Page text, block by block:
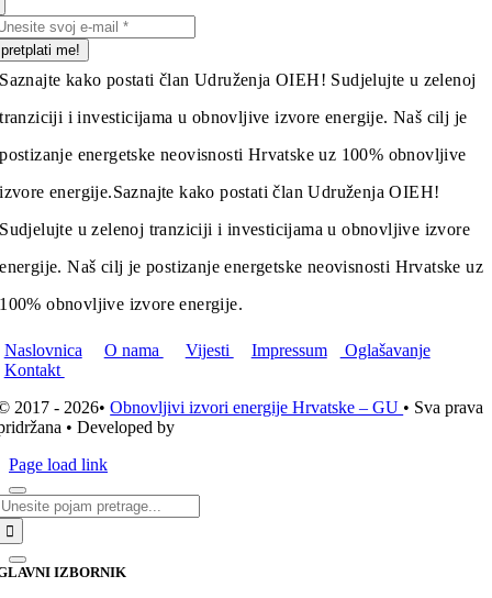
pretplati me!
Saznajte kako postati član Udruženja OIEH! Sudjelujte u zelenoj
tranziciji i investicijama u obnovljive izvore energije. Naš cilj je
postizanje energetske neovisnosti Hrvatske uz 100% obnovljive
izvore energije.Saznajte kako postati član Udruženja OIEH!
Sudjelujte u zelenoj tranziciji i investicijama u obnovljive izvore
energije. Naš cilj je postizanje energetske neovisnosti Hrvatske uz
100% obnovljive izvore energije.
Naslovnica O nama Vijesti Impressum
Oglašavanje
Kontakt
2017 - 2026•Obnovljivi izvori energije Hrvatske – GU • Sva prava
• Developed by
Page load link
IZBORNIK